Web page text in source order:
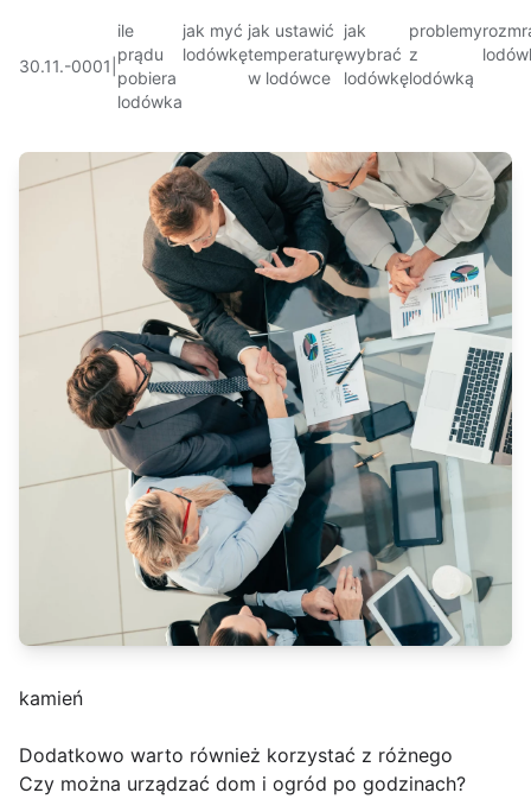
30.11.-0001
ile
prądu
pobiera
lodówka
jak myć
lodówkę
jak ustawić
temperaturę
w lodówce
jak
wybrać
lodówkę
problemy
z
lodówką
kamień
Dodatkowo warto również korzystać z różnego
Czy można urządzać dom i ogród po godzinach?